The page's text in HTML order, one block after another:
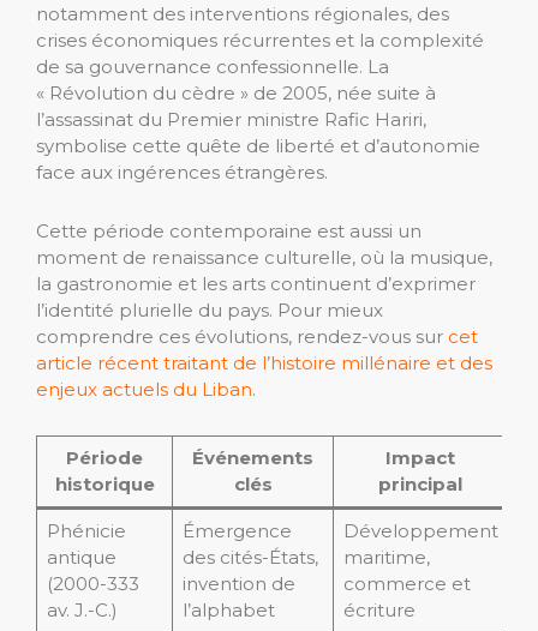
notamment des interventions régionales, des
crises économiques récurrentes et la complexité
de sa gouvernance confessionnelle. La
« Révolution du cèdre » de 2005, née suite à
l’assassinat du Premier ministre Rafic Hariri,
symbolise cette quête de liberté et d’autonomie
face aux ingérences étrangères.
Cette période contemporaine est aussi un
moment de renaissance culturelle, où la musique,
la gastronomie et les arts continuent d’exprimer
l’identité plurielle du pays. Pour mieux
comprendre ces évolutions, rendez-vous sur cet
article récent traitant de l’histoire millénaire et des
enjeux actuels du Liban.
Période
historique
Événements
clés
Impact
principal
Phénicie
antique
(2000-333
av. J.-C.)
Émergence
des cités-États,
invention de
l’alphabet
Développement
maritime,
commerce et
écriture